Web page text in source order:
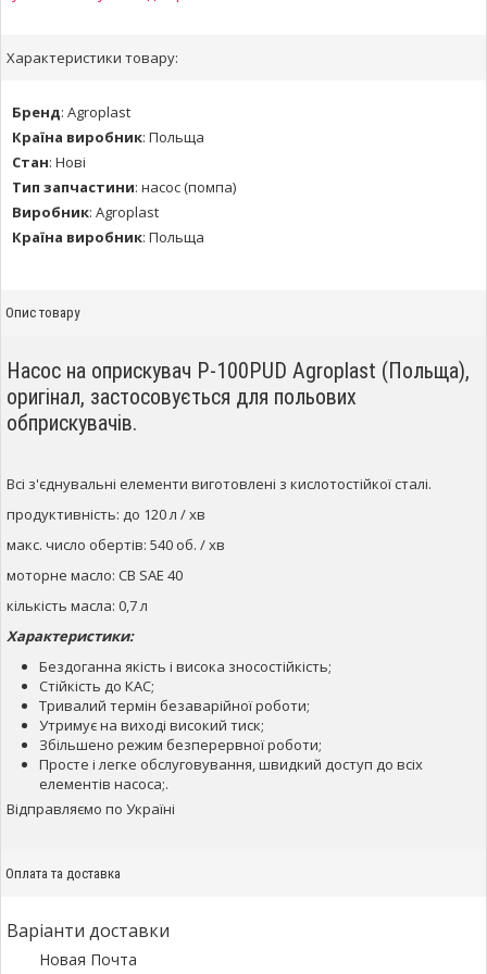
Характеристики товару:
Бренд: Agroplast
Країна виробник: Польща
Стан: Нові
Тип запчастини: насос (помпа)
Виробник: Agroplast
Країна виробник: Польща
Опис товару
Насос на оприскувач Р-100PUD Agroplast (Польща),
оригінал, застосовується для польових
обприскувачів.
Всі з'єднувальні елементи виготовлені з кислотостійкої сталі.
продуктивність: до 120 л / хв
макс. число обертів: 540 об. / хв
моторне масло: CB SAE 40
кількість масла: 0,7 л
Характеристики:
Бездоганна якість і висока зносостійкість;
Стійкість до КАС;
Тривалий термін безаварійної роботи;
Утримує на виході високий тиск;
Збільшено режим безперервної роботи;
Просте і легке обслуговування, швидкий доступ до всіх
елементів насоса;.
Відправляємо по Україні
Оплата та доставка
Варіанти доставки
Новая Почта